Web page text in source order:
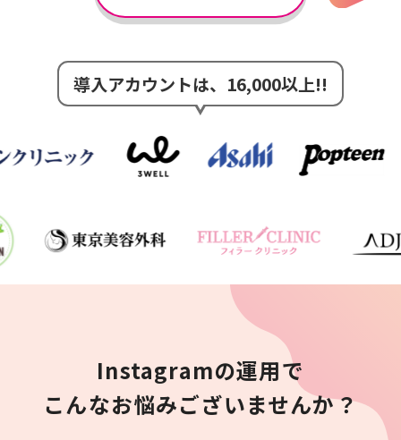
導入アカウントは、16,000以上!!
Instagramの運用で
こんなお悩みございませんか？